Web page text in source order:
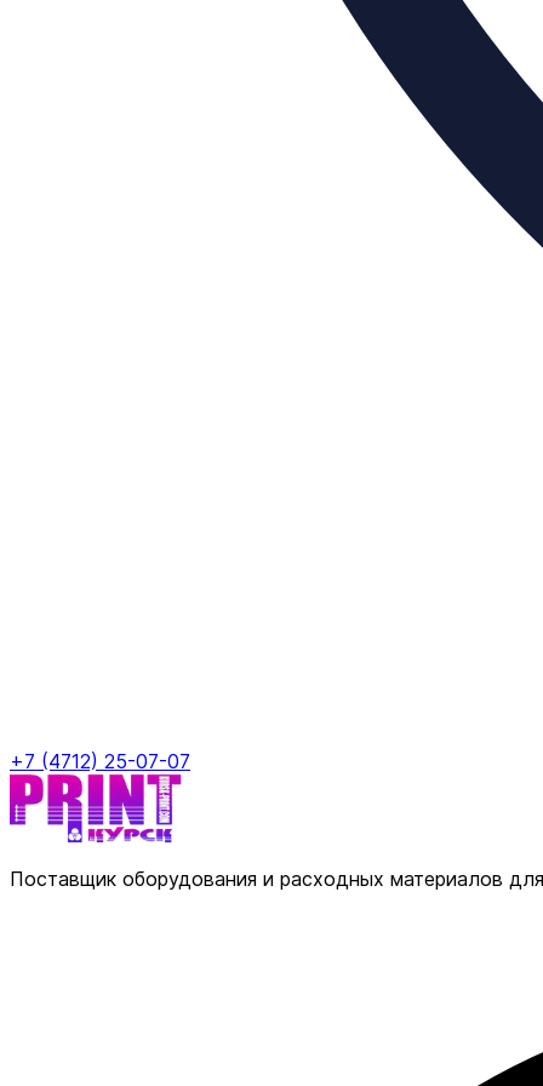
+7 (4712) 25-07-07
Поставщик оборудования и расходных материалов